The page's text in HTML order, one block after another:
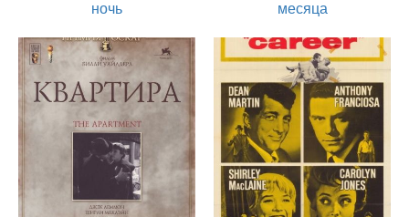
ночь
оператор
месяца
оператор